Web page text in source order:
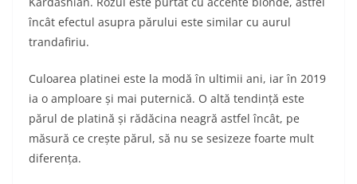
încât efectul asupra părului este similar cu aurul
trandafiriu.
Culoarea platinei este la modă în ultimii ani, iar în 2019
ia o amploare și mai puternică. O altă tendință este
părul de platină și rădăcina neagră astfel încât, pe
măsură ce crește părul, să nu se sesizeze foarte mult
diferența.